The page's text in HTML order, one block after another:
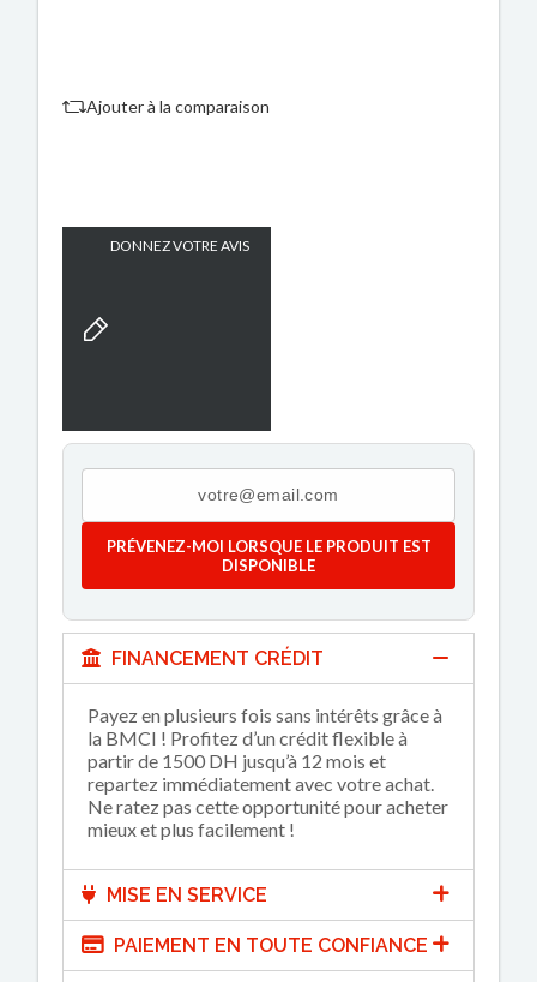
Ajouter à la comparaison
DONNEZ VOTRE AVIS
PRÉVENEZ-MOI LORSQUE LE PRODUIT EST
DISPONIBLE
FINANCEMENT CRÉDIT
Payez en plusieurs fois sans intérêts grâce à
la BMCI ! Profitez d’un crédit flexible à
partir de 1500 DH jusqu’à 12 mois et
repartez immédiatement avec votre achat.
Ne ratez pas cette opportunité pour acheter
mieux et plus facilement !
MISE EN SERVICE
PAIEMENT EN TOUTE CONFIANCE